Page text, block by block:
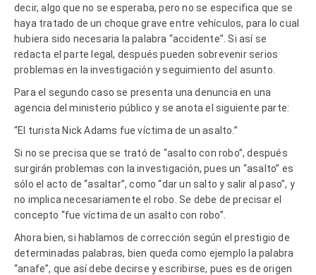
decir, algo que no se esperaba, pero no se especifica que se
haya tratado de un choque grave entre vehículos, para lo cual
hubiera sido necesaria la palabra “accidente”. Si así se
redacta el parte legal, después pueden sobrevenir serios
problemas en la investigación y seguimiento del asunto.
Para el segundo caso se presenta una denuncia en una
agencia del ministerio público y se anota el siguiente parte:
“El turista Nick Adams fue víctima de un asalto.”
Si no se precisa que se trató de “asalto con robo”, después
surgirán problemas con la investigación, pues un “asalto” es
sólo el acto de “asaltar”, como “dar un salto y salir al paso”, y
no implica necesariamente el robo. Se debe de precisar el
concepto “fue víctima de un asalto con robo”.
Ahora bien, si hablamos de corrección según el prestigio de
determinadas palabras, bien queda como ejemplo la palabra
“anafe”, que así debe decirse y escribirse, pues es de origen